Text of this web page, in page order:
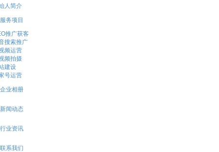
人简介
服务项目
推广获客
搜索推广
频运营
频拍摄
建设
号运营
企业相册
新闻动态
行业资讯
联系我们